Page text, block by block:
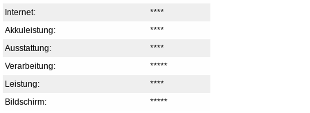
****
Internet:
****
Akkuleistung:
****
Ausstattung:
*****
Verarbeitung:
****
Leistung:
*****
Bildschirm: